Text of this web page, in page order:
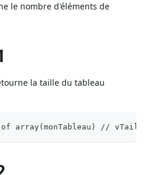
le nombre d'éléments de
la taille du tableau
array(monTableau) // vTaille